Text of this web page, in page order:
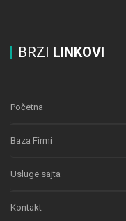
BRZI LINKOVI
Početna
Baza Firmi
Usluge sajta
Kontakt